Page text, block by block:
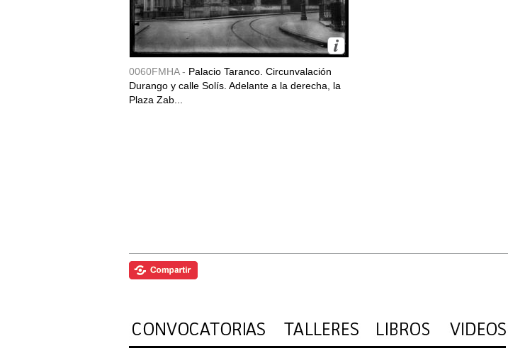
0060FMHA - Palacio Taranco. Circunvalación
Durango y calle Solís. Adelante a la derecha, la
Plaza Zab...